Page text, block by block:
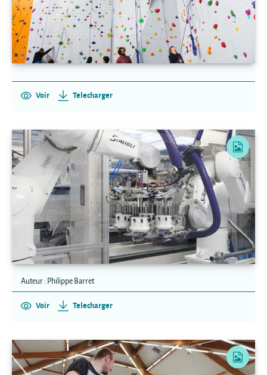
Voir Telecharger
Auteur : Philippe Barret
Voir Telecharger